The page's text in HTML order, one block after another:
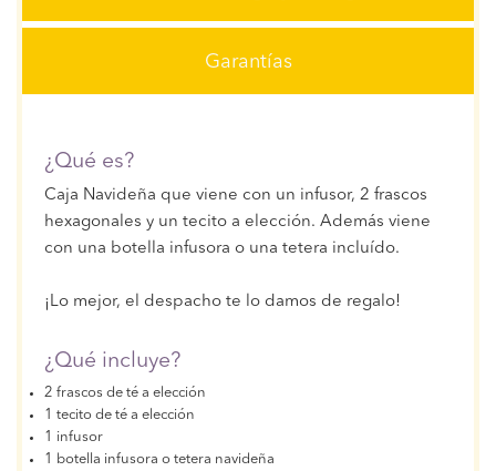
Garantías
¿Qué es?
Caja Navideña que viene con un infusor, 2 frascos
hexagonales y un tecito a elección. Además viene
con una botella infusora o una tetera incluído.
¡Lo mejor, el despacho te lo damos de regalo!
¿Qué incluye?
2 frascos de té a elección
1 tecito de té a elección
1 infusor
1 botella infusora o tetera navideña